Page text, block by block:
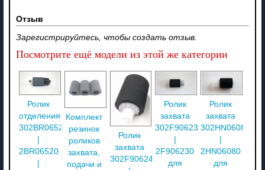
Отзыв
Зарегистрируйтесь, чтобы создать отзыв.
Посмотрите ещё модели из этой же категории
Ролик
отделения
302BR06521
2BR06520
Комплект
резинок
роликов
захвата,
подачи и
Ролик
захвата
302F906240
Ролик
захвата
302F906230
2F906230
для
Ролик
захвата
302HN06080
2HN06080
для